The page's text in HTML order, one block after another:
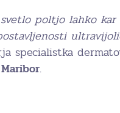
poltjo lahko
specialistka
.